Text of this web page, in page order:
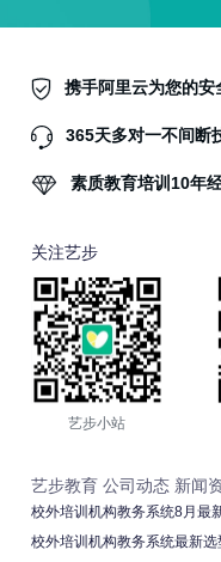
携手阿里云为您的安
365天多对一不间断
素质教育培训10年
关注艺步
艺步小站
艺步教育 公司动态 新闻
校外培训机构教务系统8月最
校外培训机构教务系统最新选